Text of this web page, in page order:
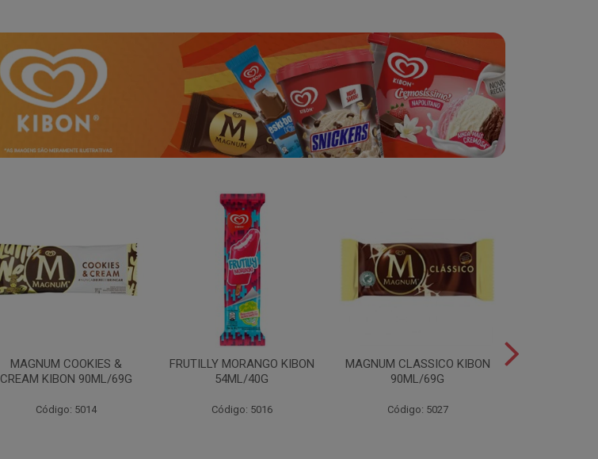
MAGNUM COOKIES &
CREAM KIBON 90ML/69G
Código: 5014
FRUTILLY MORANGO KIBON
54ML/40G
Código: 5016
MAGNUM CLASSICO KIBON
90ML/69G
Código: 5027